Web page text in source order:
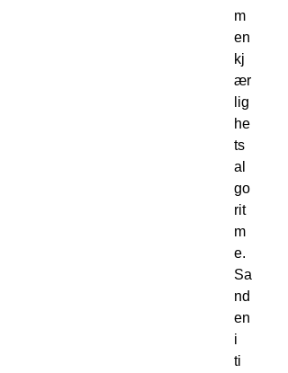
m
en
kj
ær
lig
he
ts
al
go
rit
m
e.
Sa
nd
en
i
ti